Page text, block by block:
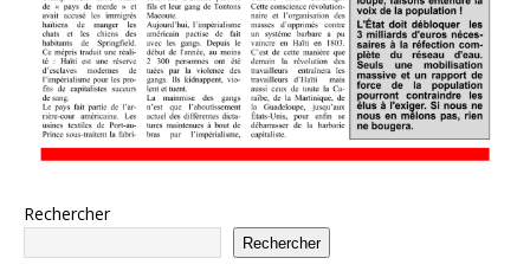
Rechercher
Rechercher